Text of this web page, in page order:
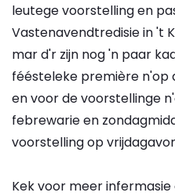
leutege voorstelling en
Vastenavendtredisie in 't
mar d'r zijn nog 'n paar
féésteleke première n'op
en voor de voorstellinge
febrewarie en
voorstelling op
Kek voor meer infermasie